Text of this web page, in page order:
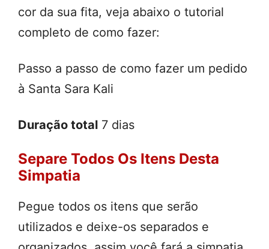
cor da sua fita, veja abaixo o tutorial
completo de como fazer:
Passo a passo de como fazer um pedido
à Santa Sara Kali
Duração total 7 dias
Separe Todos Os Itens Desta
Simpatia
Pegue todos os itens que serão
utilizados e deixe-os separados e